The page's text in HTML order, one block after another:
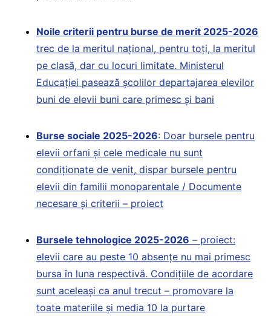
Noile criterii pentru burse de merit 2025-2026
trec de la meritul național, pentru toți, la meritul
pe clasă, dar cu locuri limitate. Ministerul
Educației pasează școlilor departajarea elevilor
buni de elevii buni care primesc și bani
Burse sociale 2025-2026: Doar bursele pentru
elevii orfani și cele medicale nu sunt
condiționate de venit, dispar bursele pentru
elevii din familii monoparentale / Documente
necesare și criterii – proiect
Bursele tehnologice 2025-2026 – proiect:
elevii care au peste 10 absențe nu mai primesc
bursa în luna respectivă. Condițiile de acordare
sunt aceleași ca anul trecut – promovare la
toate materiile și media 10 la purtare